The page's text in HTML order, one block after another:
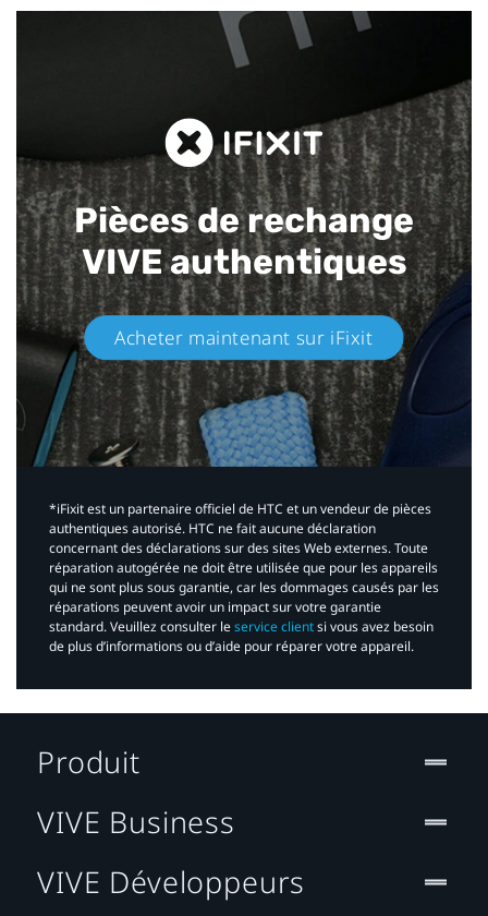
Pièces de rechange
VIVE authentiques​
Acheter maintenant sur iFixit​
*iFixit est un partenaire officiel de HTC et un vendeur de pièces
authentiques autorisé. HTC ne fait aucune déclaration
concernant des déclarations sur des sites Web externes. Toute
réparation autogérée ne doit être utilisée que pour les appareils
qui ne sont plus sous garantie, car les dommages causés par les
réparations peuvent avoir un impact sur votre garantie
standard. Veuillez consulter leservice clientsi vous avez besoin
de plus d’informations ou d’aide pour réparer votre appareil.​
Produit
VIVE Business
VIVE Développeurs